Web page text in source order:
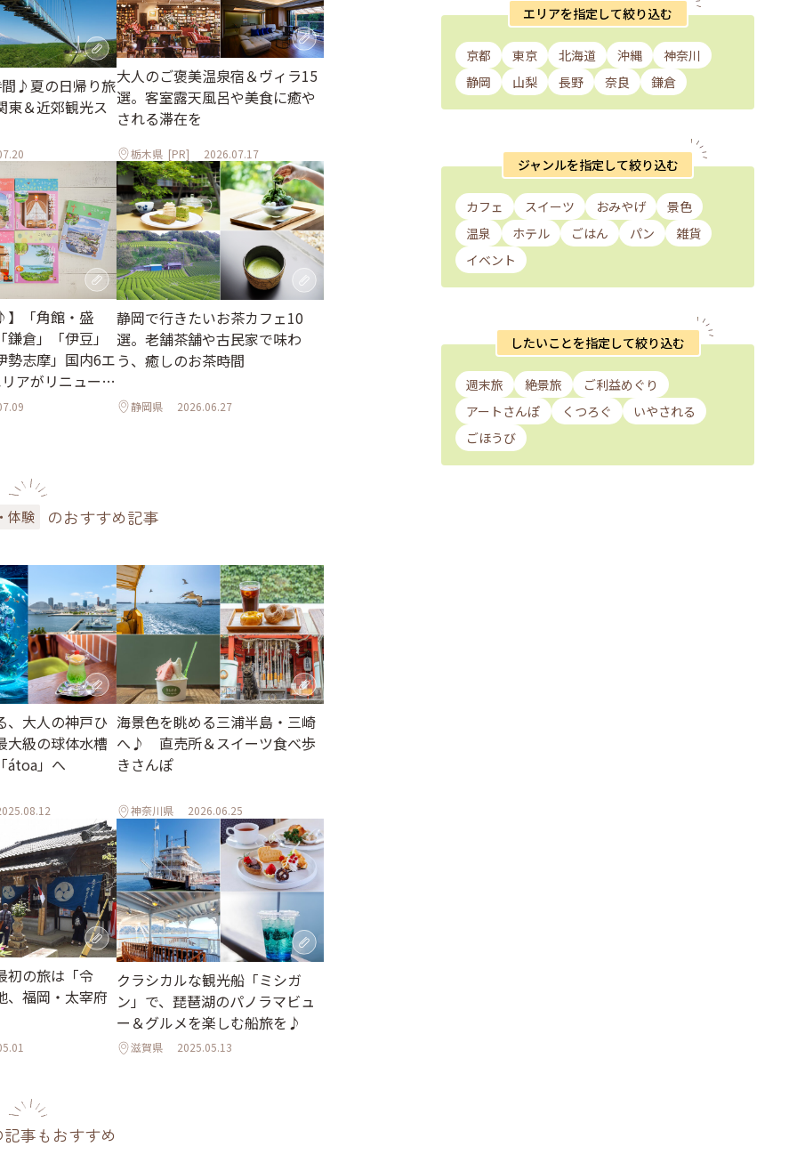
♪夏の日帰り旅
東＆近郊観光ス
大人のご褒美温泉宿＆ヴィラ15
選。客室露天風呂や美食に癒や
される滞在を
栃木県[PR] 2026.07.17
「角館・盛
倉」「伊豆」
勢志摩」国内6エ
アがリニューア
静岡で行きたいお茶カフェ10
選。老舗茶舗や古民家で味わ
う、癒しのお茶時間
静岡県 2026.06.27
体験 のおすすめ記事
、大人の神戸ひ
級の球体水槽
átoa」へ
海景色を眺める三浦半島・三崎
へ♪ 直売所＆スイーツ食べ歩
きさんぽ
神奈川県 2026.06.25
初の旅は「令
、福岡・太宰府
クラシカルな観光船「ミシガ
ン」で、琵琶湖のパノラマビュ
ー＆グルメを楽しむ船旅を♪
滋賀県 2025.05.13
事もおすすめ
エリアを指定して絞り込む
京都 東京 北海道 沖縄
神奈川
静岡
山梨 長野 奈良 鎌倉
ジャンルを指定して絞り込む
カフェ スイーツ おみやげ
景色
温泉
ホテル ごはん パン
雑貨
イベント
したいことを指定して絞り込む
週末旅 絶景旅
ご利益めぐり
アートさんぽ
くつろぐ
いやされる
ごほうび